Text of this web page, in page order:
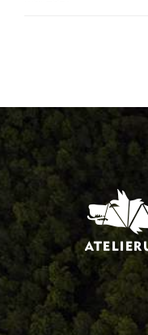
Comandă, plată, livrare